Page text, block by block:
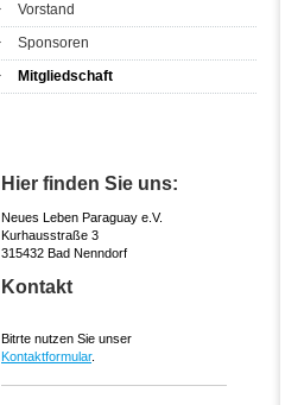
Vorstand
Sponsoren
Mitgliedschaft
Hier finden Sie uns:
Neues Leben Paraguay e.V.
Kurhausstraße 3
315432 Bad Nenndorf
Kontakt
Bitrte nutzen Sie unser
Kontaktformular.